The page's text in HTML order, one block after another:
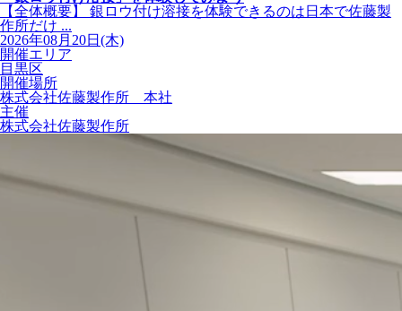
【全体概要】 銀ロウ付け溶接を体験できるのは日本で佐藤製
作所だけ ...
2026年08月20日(木)
開催エリア
目黒区
開催場所
株式会社佐藤製作所 本社
主催
株式会社佐藤製作所